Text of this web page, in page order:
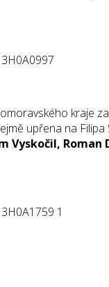
kraje
upřena na
Vyskočil, Roman